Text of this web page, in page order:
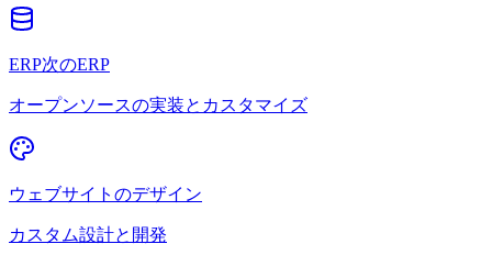
ERP次のERP
オープンソースの実装とカスタマイズ
ウェブサイトのデザイン
カスタム設計と開発